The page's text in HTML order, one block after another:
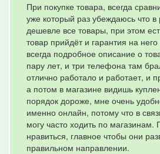
При покупке товара, всегда
уже который раз убеждаюсь что в
дешевле все товары, при этом
товар прийдёт и гарантия на
всегда подробное описание о
пару лет, и три телефона там
отлично работало и работает, и
а потом в магазине видишь
порядок дороже, мне очень
именно онлайн, потому что в
могу часто ходить по магазинам.
нравиться, главное чтобы они
правильном направлении.